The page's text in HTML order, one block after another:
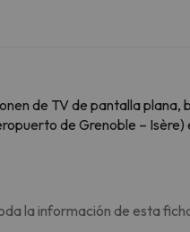
de TV de pantalla plana,
de Grenoble – Isère)
la información de esta